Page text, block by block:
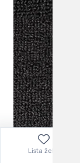
Lista želja